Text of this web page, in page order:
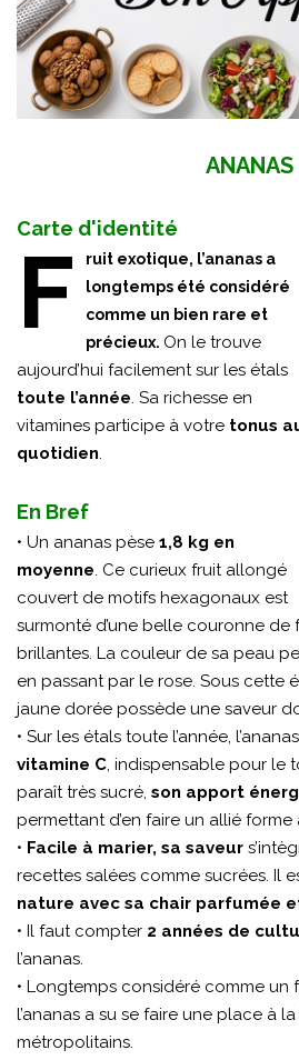
ANANAS
Carte d'identité
F
ruit exotique, l’ananas a
longtemps été considéré
comme un bien rare et
précieux. On le trouve
aujourd’hui facilement sur les étals
toute l’année. Sa richesse en
vitamines participe à votre tonus
quotidien.
En Bref
• Un ananas pèse 1,8 kg en
moyenne. Ce curieux fruit allongé
couvert de motifs hexagonaux est
surmonté d’une belle couronne de
brillantes. La couleur de sa peau
en passant par le rose. Sous cette
jaune dorée possède une saveur
• Sur les étals toute l’année,
vitamine C, indispensable pour le
paraît très sucré, son apport
permettant d’en faire un allié
• Facile à marier, sa saveur
recettes salées comme sucrées. Il
nature avec sa chair parfumée
• Il faut compter 2 années de
l’ananas.
• Longtemps considéré comme un
l’ananas a su se faire une place à
métropolitains.